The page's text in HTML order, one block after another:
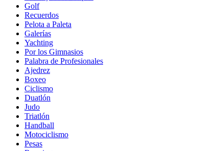
Golf
Recuerdos
Pelota a Paleta
Galerías
Yachting
Por los Gimnasios
Palabra de Profesionales
Ajedrez
Boxeo
Ciclismo
Duatlón
Judo
Triatlón
Handball
Motociclismo
Pesas